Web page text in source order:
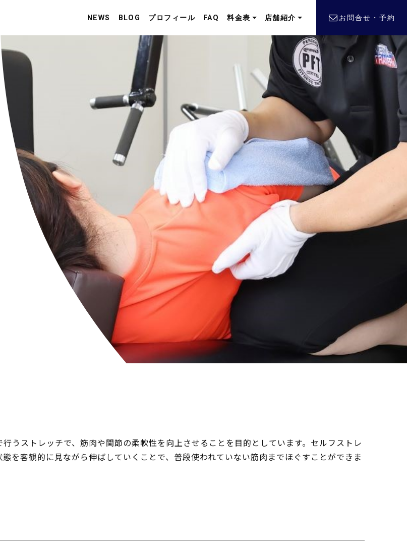
NEWS BLOG プロフィール FAQ 料金表 店舗紹介 お問合せ・予約
うストレッチで、筋肉や関節の柔軟性を向上させることを目的としています。セルフストレ
を客観的に見ながら伸ばしていくことで、普段使われていない筋肉までほぐすことができま